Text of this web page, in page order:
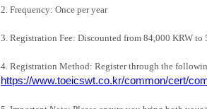
2. Frequency: Once per year
3. Registration Fee: Discounted from 84,000 KRW to
4. Registration Method: Register through the
https://www.toeicswt.co.kr/common/cert/